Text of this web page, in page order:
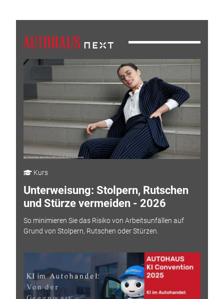
Kurs
Unterweisung: Stolpern, Rutschen
und Stürze vermeiden - 2026
So minimieren Sie das Risiko von Arbeitsunfällen auf
Grund von Stolpern, Rutschen oder Stürzen.